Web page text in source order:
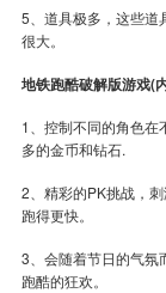
5、道具极多，这些道
很大。
地铁跑酷破解版游戏(
1、控制不同的角色在
多的金币和钻石.
2、精彩的PK挑战，
跑得更快。
3、会随着节日的气氛
跑酷的狂欢。